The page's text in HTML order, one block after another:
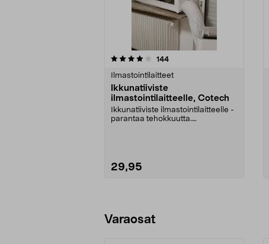
144arvostelut
Ilmastointilaitteet
Ikkunatiiviste
ilmastointilaitteelle, Cotech
Ikkunatiiviste ilmastointilaitteelle -
parantaa tehokkuutta.
29,95
4.0viidestä
Varaosat